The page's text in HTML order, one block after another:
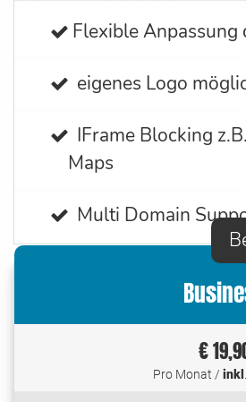
Flexible Anpassung
eigenes Logo
IFrame Blocking
Maps
Multi Domain
€
Pro Monat / inkl